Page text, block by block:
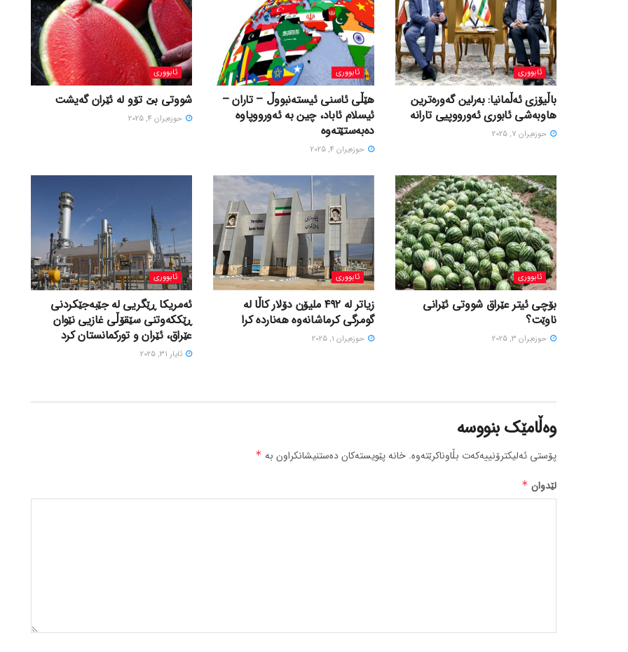
ئابووری
باڵیۆزی ئەڵمانیا: بەرلین گەورەترین
هاوبەشی ئابوری ئەورووپیی تارانە
حوزه‌یران 7, 2025
ئابووری
هێڵی ئاسنی ئیستەنبووڵ – تاران –
ئیسلام ئاباد، چین بە ئەورووپاوە
دەبەستێتەوە
حوزه‌یران 4, 2025
ئابووری
شووتی بێ تۆو لە ئێران گەیشت
حوزه‌یران 4, 2025
ئابووری
بۆچی ئیتر عێراق شووتی ئێرانی
ناوێت؟
حوزه‌یران 3, 2025
ئابووری
زیاتر لە ٤٩٢ ملیۆن دۆلار کاڵا لە
گومرگی کرماشانەوە هەناردە کرا
حوزه‌یران 1, 2025
ئابووری
ئەمریکا ڕێگریی لە جێبەجێکردنی
ڕێککەوتنی سێقۆڵی غازیی نێوان
عێراق، ئێران و تورکمانستان کرد
ئایار 31, 2025
وەڵامێک بنووسە
پۆستی ئەلیکترۆنییەکەت بڵاوناکرێتەوە. خانە پێویستەکان دەستنیشانکراون بە *
لێدوان *